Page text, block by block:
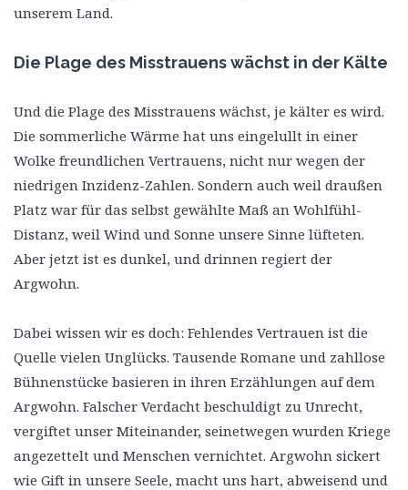
unserem Land.
Die Plage des Misstrauens wächst in der Kälte
Und die Plage des Misstrauens wächst, je kälter es wird.
Die sommerliche Wärme hat uns eingelullt in einer
Wolke freundlichen Vertrauens, nicht nur wegen der
niedrigen Inzidenz-Zahlen. Sondern auch weil draußen
Platz war für das selbst gewählte Maß an Wohlfühl-
Distanz, weil Wind und Sonne unsere Sinne lüfteten.
Aber jetzt ist es dunkel, und drinnen regiert der
Argwohn.
Dabei wissen wir es doch: Fehlendes Vertrauen ist die
Quelle vielen Unglücks. Tausende Romane und zahllose
Bühnenstücke basieren in ihren Erzählungen auf dem
Argwohn. Falscher Verdacht beschuldigt zu Unrecht,
vergiftet unser Miteinander, seinetwegen wurden Kriege
angezettelt und Menschen vernichtet. Argwohn sickert
wie Gift in unsere Seele, macht uns hart, abweisend und